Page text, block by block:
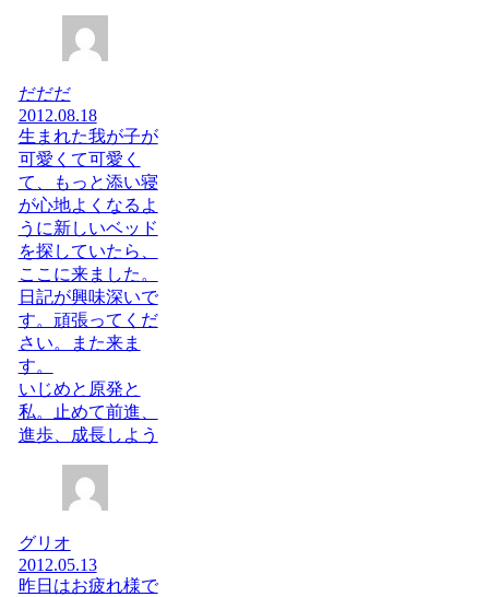
だだだ
2012.08.18
生まれた我が子が
可愛くて可愛く
て、もっと添い寝
が心地よくなるよ
うに新しいベッド
を探していたら、
ここに来ました。
日記が興味深いで
す。頑張ってくだ
さい。また来ま
す。
いじめと原発と
私。止めて前進、
進歩、成長しよう
グリオ
2012.05.13
昨日はお疲れ様で